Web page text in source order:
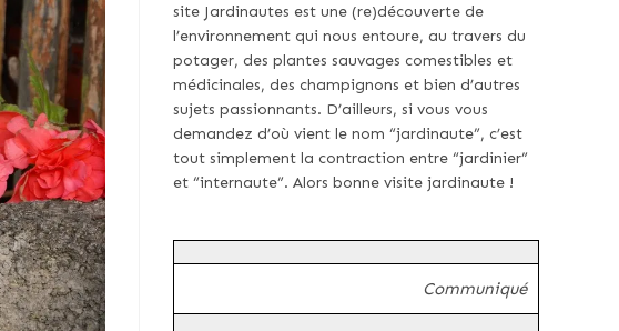
site Jardinautes est une (re)découverte de
l’environnement qui nous entoure, au travers du
potager, des plantes sauvages comestibles et
médicinales, des champignons et bien d’autres
sujets passionnants. D’ailleurs, si vous vous
demandez d’où vient le nom “jardinaute”, c’est
tout simplement la contraction entre “jardinier”
et “internaute”. Alors bonne visite jardinaute !
Communiqué